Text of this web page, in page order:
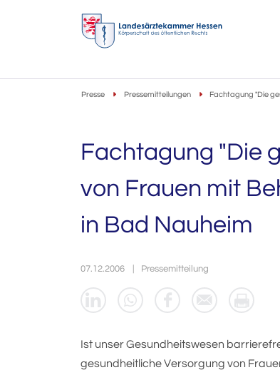
Presse Pressemitteilungen Fachtagung "Die
Fachtagung "Die
von Frauen mit
in Bad Nauheim
07.12.2006 Pressemitteilung
Ist unser Gesundheitswesen
gesundheitliche Versorgung von